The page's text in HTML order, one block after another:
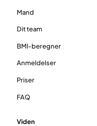
Mand
Dit team
BMI-beregner
Anmeldelser
Priser
FAQ
Viden